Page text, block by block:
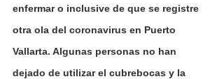
enfermar o inclusive de que se registre
otra ola del coronavirus en Puerto
Vallarta. Algunas personas no han
dejado de utilizar el cubrebocas y la